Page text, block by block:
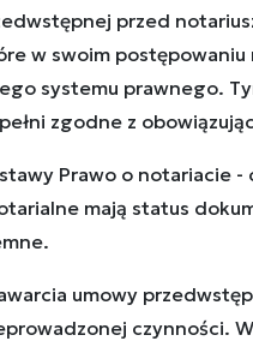
przed
w swoim
systemu prawnego.
zgodne z
Prawo o notariacie
mają status
umowy
czynności.